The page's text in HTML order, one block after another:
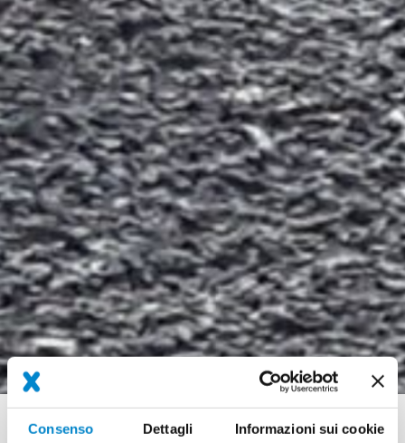
Consenso Dettagli Informazioni sui cookie
Briciole
Rapporto Parcheggio Condominiale a Genova